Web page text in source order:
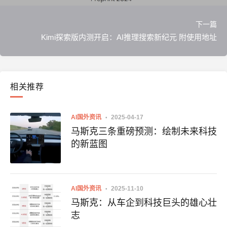
下一篇
Kimi探索版内测开启：AI推理搜索新纪元 附使用地址
相关推荐
AI国外资讯 2025-04-17
马斯克三条重磅预测：绘制未来科技
的新蓝图
AI国外资讯 2025-11-10
马斯克：从车企到科技巨头的雄心壮
志